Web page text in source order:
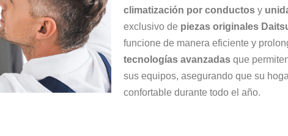
climatización por conductos y
exclusivo de piezas originales
funcione de manera eficiente y
tecnologías avanzadas que
sus equipos, asegurando que su
confortable durante todo el año.